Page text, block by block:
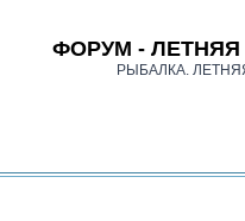
ФОРУМ - ЛЕТНЯЯ
РЫБАЛКА.